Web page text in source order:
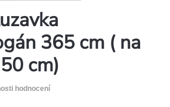
365 cm ( na
cm)
hodnocení